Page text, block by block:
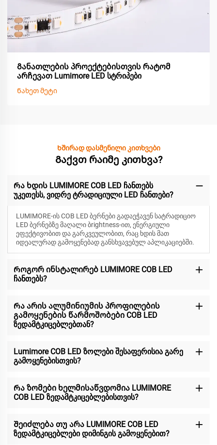
Განათლების პროექტებისთვის რატომ
არჩევათ Lumimore LED სტრიპები
Ნახეთ მეტი
Ხშირად დასმენილი კითხვები
Გაქვთ რაიმე კითხვა?
Რა ხდის LUMIMORE COB LED ჩანთებს
უკეთესს, ვიდრე ტრადიციული LED ჩანთები?
LUMIMORE-ის COB LED ბერნები გადაეჭავენ სატრადიციო
LED ბერნებზე მაღალი ბrightness-ით, ენერგიული
ეფექტივობით და გარკვეულობით, რაც ხდის მათ
იდეალურად გამოყენებად განსხვავებულ აპლიკაციებში.
Როგორ ინსტალირებ LUMIMORE COB LED
ჩანთებს?
Რა არის ალუმინიუმის პროფილების
გამოყენების წარმოშობები COB LED
ზედამტკიცებლებთან?
Lumimore COB LED ზოლები შესაფერისია გარე
გამოყენებისთვის?
Რა ზომები ხელმისაწვდომია LUMIMORE
COB LED ზედამტკიცებლებისთვის?
Შეიძლება თუ არა LUMIMORE COB LED
ზედამტკიცებლები დიმინგის გამოყენებით?